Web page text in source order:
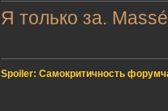
Я только за.
Spoiler: Самокритичность